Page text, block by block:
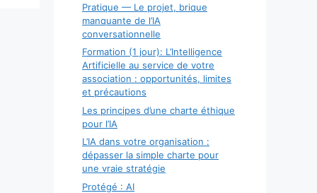
Pratique — Le projet, brique
manquante de l’IA
conversationnelle
Formation (1 jour): L’Intelligence
Artificielle au service de votre
association : opportunités, limites
et précautions
Les principes d’une charte éthique
pour l’IA
L’IA dans votre organisation :
dépasser la simple charte pour
une vraie stratégie
Protégé : AI